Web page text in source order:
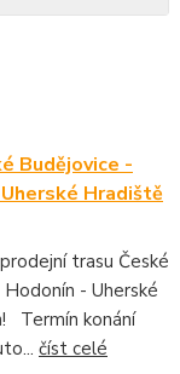
Budějovice -
Hradiště
trasu České
- Uherské
Termín konání
číst celé